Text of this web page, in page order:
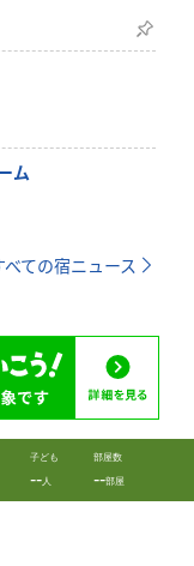
ム
べての宿ニュース
子ども
--人
部屋数
--部屋